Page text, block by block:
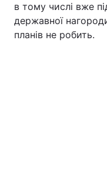
в тому числі вже
державної
планів не робить.